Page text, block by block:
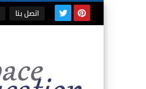
اتصل بنا